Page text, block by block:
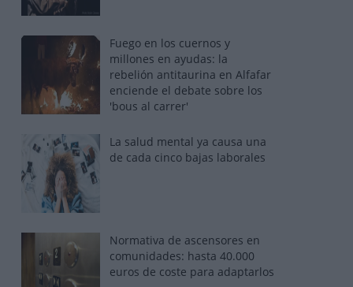
Fuego en los cuernos y
millones en ayudas: la
rebelión antitaurina en Alfafar
enciende el debate sobre los
'bous al carrer'
La salud mental ya causa una
de cada cinco bajas laborales
Normativa de ascensores en
comunidades: hasta 40.000
euros de coste para adaptarlos